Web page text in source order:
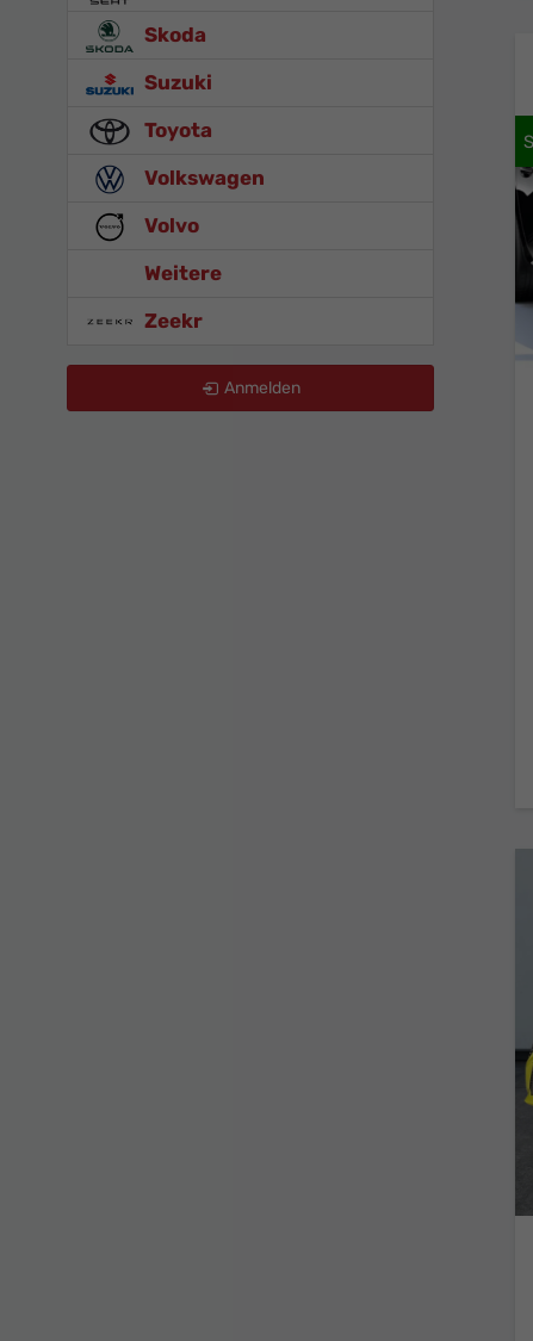
Skoda
Suzuki
Toyota
Volkswagen
Volvo
Weitere
Zeekr
Anmelden